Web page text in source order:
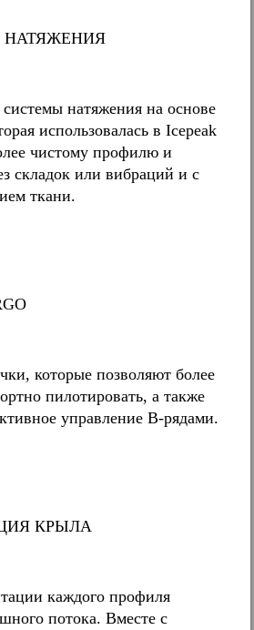
натяжения на основе
использовалась в Icepeak
чистому профилю и
складок или вибраций и с
ткани.
которые позволяют более
пилотировать, а также
управление B-рядами.
КРЫЛА
каждого профиля
потока. Вместе с